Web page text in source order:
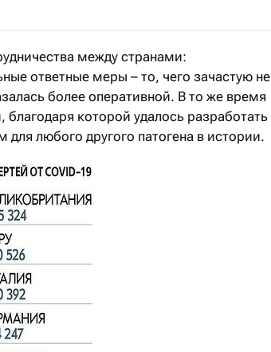
между странами:
ответные меры – то, чего зачастую не
более оперативной. В то же время
которой удалось разработать
любого другого патогена в истории.